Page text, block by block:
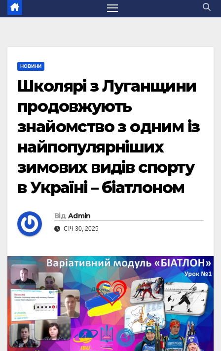
НОВИНИ
Школярі з Луганщини
продовжують
знайомство з одним із
найпопулярніших
зимових видів спорту
в Україні – біатлоном
Від Admin
СІЧ 30, 2025